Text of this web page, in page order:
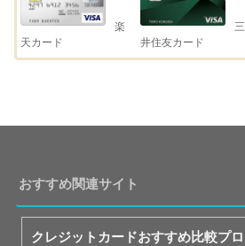
楽
天カード
三
井住友カード
おすすめ関連サイト
クレジットカードおすすめ比較プロ